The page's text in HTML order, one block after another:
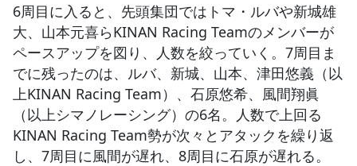
6周目に入ると、先頭集団ではトマ・ルバや新城雄
大、山本元喜らKINAN Racing Teamのメンバーが
ペースアップを図り、人数を絞っていく。7周目ま
でに残ったのは、ルバ、新城、山本、津田悠義（以
上KINAN Racing Team）、石原悠希、風間翔眞
（以上シマノレーシング）の6名。人数で上回る
KINAN Racing Team勢が次々とアタックを繰り返
し、7周目に風間が遅れ、8周目に石原が遅れる。